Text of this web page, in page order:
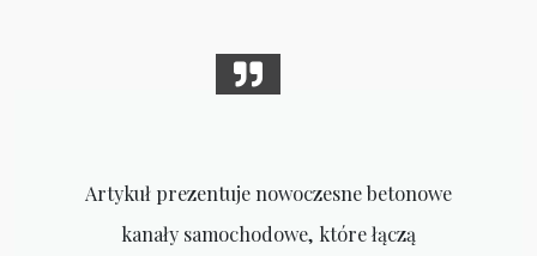
Artykuł prezentuje nowoczesne betonowe
kanały samochodowe, które łączą